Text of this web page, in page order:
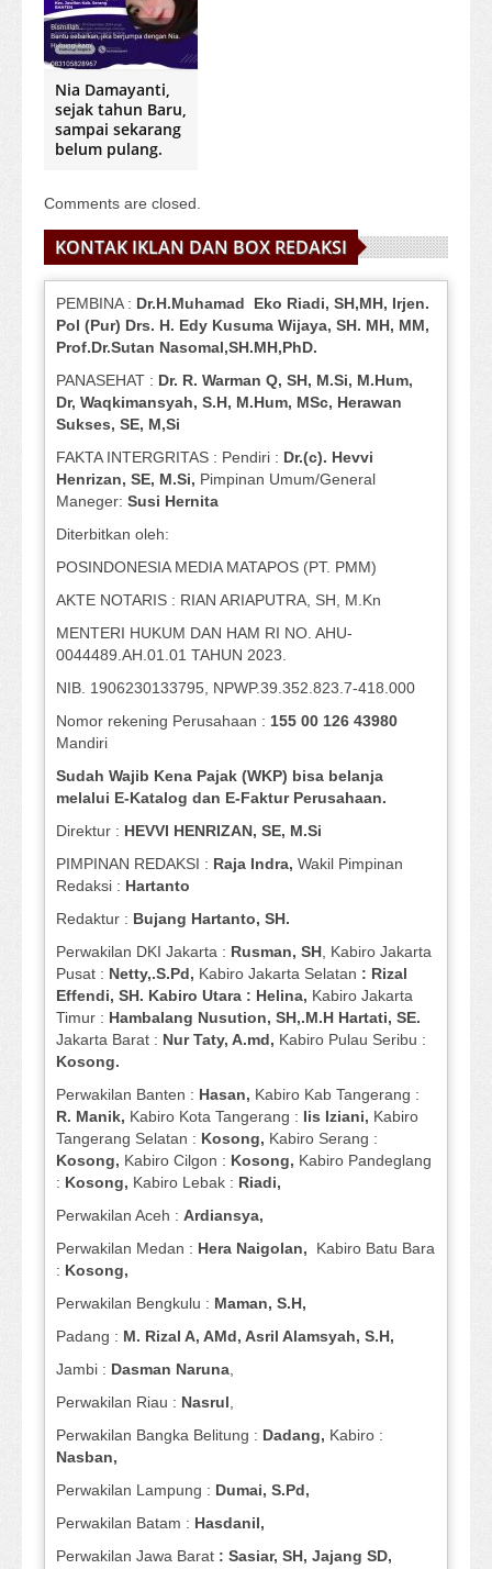
Nia Damayanti,
sejak tahun Baru,
sampai sekarang
belum pulang.
Comments are closed.
KONTAK IKLAN DAN BOX REDAKSI
PEMBINA : Dr.H.Muhamad Eko Riadi, SH,MH, Irjen.
Pol (Pur) Drs. H. Edy Kusuma Wijaya, SH. MH, MM,
Prof.Dr.Sutan Nasomal,SH.MH,PhD.
PANASEHAT : Dr. R. Warman Q, SH, M.Si, M.Hum,
Dr, Waqkimansyah, S.H, M.Hum, MSc, Herawan
Sukses, SE, M,Si
FAKTA INTERGRITAS : Pendiri : Dr.(c). Hevvi
Henrizan, SE, M.Si, Pimpinan Umum/General
Maneger: Susi Hernita
Diterbitkan oleh:
POSINDONESIA MEDIA MATAPOS (PT. PMM)
AKTE NOTARIS : RIAN ARIAPUTRA, SH, M.Kn
MENTERI HUKUM DAN HAM RI NO. AHU-
0044489.AH.01.01 TAHUN 2023.
NIB. 1906230133795, NPWP.39.352.823.7-418.000
Nomor rekening Perusahaan : 155 00 126 43980
Mandiri
Sudah Wajib Kena Pajak (WKP) bisa belanja
melalui E-Katalog dan E-Faktur Perusahaan.
Direktur : HEVVI HENRIZAN, SE, M.Si
PIMPINAN REDAKSI : Raja Indra, Wakil Pimpinan
Redaksi : Hartanto
Redaktur : Bujang Hartanto, SH.
Perwakilan DKI Jakarta : Rusman, SH , Kabiro Jakarta
Pusat : Netty,.S.Pd, Kabiro Jakarta Selatan : Rizal
Effendi, SH. Kabiro Utara : Helina, Kabiro Jakarta
Timur : Hambalang Nusution, SH,.M.H Hartati, SE.
Jakarta Barat : Nur Taty, A.md, Kabiro Pulau Seribu :
Kosong.
Perwakilan Banten : Hasan, Kabiro Kab Tangerang :
R. Manik, Kabiro Kota Tangerang : Iis Iziani, Kabiro
Tangerang Selatan : Kosong, Kabiro Serang :
Kosong, Kabiro Cilgon : Kosong, Kabiro Pandeglang
: Kosong, Kabiro Lebak : Riadi,
Perwakilan Aceh : Ardiansya,
Perwakilan Medan : Hera Naigolan, Kabiro Batu Bara
: Kosong,
Perwakilan Bengkulu : Maman, S.H,
Padang : M. Rizal A, AMd, Asril Alamsyah, S.H,
Jambi : Dasman Naruna
Perwakilan Riau : Nasrul
Perwakilan Bangka Belitung : Dadang, Kabiro :
Nasban,
Perwakilan Lampung : Dumai, S.Pd,
Perwakilan Batam : Hasdanil,
Perwakilan Jawa Barat : Sasiar, SH, Jajang SD,